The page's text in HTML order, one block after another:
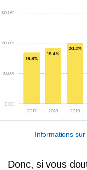
Informations
Donc, si vous